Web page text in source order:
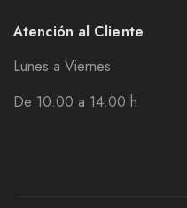
Atención al Cliente
Lunes a Viernes
De 10:00 a 14:00 h